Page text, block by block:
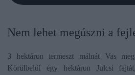
Nem lehet megúszni a
3 hektáron termeszt málnát Vas
Körülbelül egy hektáron Julcsi